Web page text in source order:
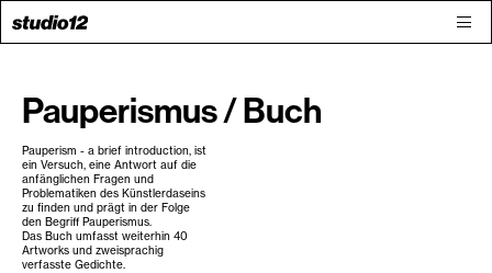
Pauperismus / Buch
Pauperism - a brief introduction, ist
ein Versuch, eine Antwort auf die
anfänglichen Fragen und
Problematiken des Künstlerdaseins
zu finden und prägt in der Folge
den Begriff Pauperismus.
Das Buch umfasst weiterhin 40
Artworks und zweisprachig
verfasste Gedichte.